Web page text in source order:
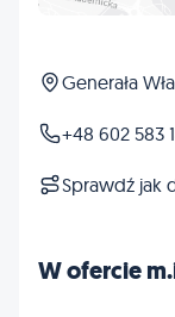
Generała
+48 602 583
Sprawdź jak
W ofercie